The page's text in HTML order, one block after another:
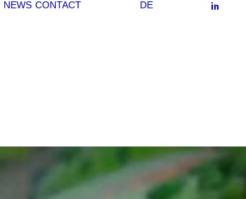
NEWS CONTACT DE